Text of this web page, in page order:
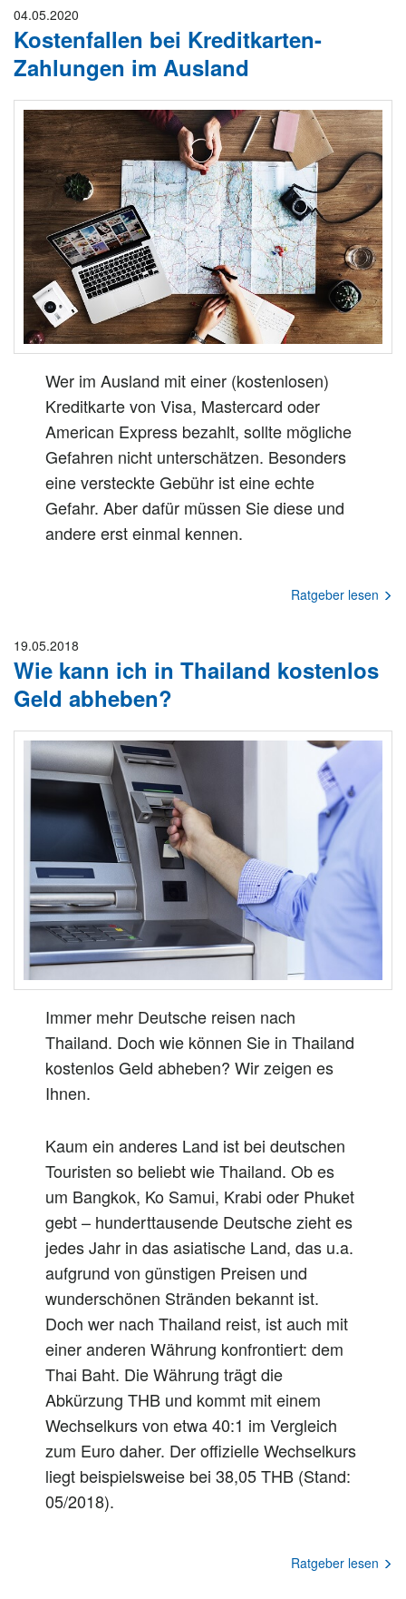
04.05.2020
Kostenfallen bei Kreditkarten-
Zahlungen im Ausland
Wer im Ausland mit einer (kostenlosen)
Kreditkarte von Visa, Mastercard oder
American Express bezahlt, sollte mögliche
Gefahren nicht unterschätzen. Besonders
eine versteckte Gebühr ist eine echte
Gefahr. Aber dafür müssen Sie diese und
andere erst einmal kennen.
Ratgeber lesen
19.05.2018
Wie kann ich in Thailand kostenlos
Geld abheben?
Immer mehr Deutsche reisen nach
Thailand. Doch wie können Sie in Thailand
kostenlos Geld abheben? Wir zeigen es
Ihnen.
Kaum ein anderes Land ist bei deutschen
Touristen so beliebt wie Thailand. Ob es
um Bangkok, Ko Samui, Krabi oder Phuket
gebt – hunderttausende Deutsche zieht es
jedes Jahr in das asiatische Land, das u.a.
aufgrund von günstigen Preisen und
wunderschönen Stränden bekannt ist.
Doch wer nach Thailand reist, ist auch mit
einer anderen Währung konfrontiert: dem
Thai Baht. Die Währung trägt die
Abkürzung THB und kommt mit einem
Wechselkurs von etwa 40:1 im Vergleich
zum Euro daher. Der offizielle Wechselkurs
liegt beispielsweise bei 38,05 THB (Stand:
05/2018).
Ratgeber lesen